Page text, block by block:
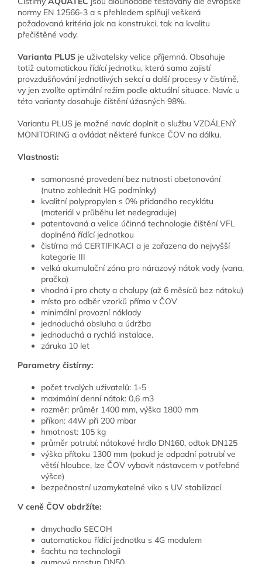
normy EN 12566-3 a s přehledem splňují veškerá
požadovaná kritéria jak na konstrukci, tak na kvalitu
přečištěné vody.
Varianta PLUS je uživatelsky velice příjemná. Obsahuje
totiž automatickou řídící jednotku, která sama zajistí
provzdušňování jednotlivých sekcí a další procesy v čistírně,
vy jen zvolíte optimální režim podle aktuální situace. Navíc u
této varianty dosahuje čištění úžasných 98%.
Variantu PLUS je možné navíc doplnit o službu VZDÁLENÝ
MONITORING a ovládat některé funkce ČOV na dálku.
Vlastnosti:
samonosné provedení bez nutnosti obetonování
(nutno zohlednit HG podmínky)
kvalitní polypropylen s 0% přidaného recyklátu
(materiál v průběhu let nedegraduje)
patentovaná a velice účinná technologie čištění VFL
doplněná řídící jednotkou
čistírna má CERTIFIKACI a je zařazena do nejvyšší
kategorie III
velká akumulační zóna pro nárazový nátok vody (vana,
pračka)
vhodná i pro chaty a chalupy (až 6 měsíců bez nátoku)
místo pro odběr vzorků přímo v ČOV
minimální provozní náklady
jednoduchá obsluha a údržba
jednoduchá a rychlá instalace.
záruka 10 let
Parametry čistírny:
počet trvalých uživatelů: 1-5
maximální denní nátok: 0,6 m3
rozměr: průměr 1400 mm, výška 1800 mm
příkon: 44W při 200 mbar
hmotnost: 105 kg
průměr potrubí: nátokové hrdlo DN160, odtok DN125
výška přítoku 1300 mm (pokud je odpadní potrubí ve
větší hloubce, lze ČOV vybavit nástavcem v potřebné
výšce)
bezpečnostní uzamykatelné víko s UV stabilizací
V ceně ČOV obdržíte:
dmychadlo SECOH
automatickou řídící jednotku s 4G modulem
šachtu na technologii